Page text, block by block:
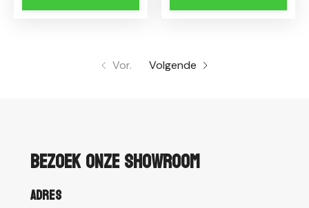
Vor. Volgende
Bezoek onze showroom
Adres